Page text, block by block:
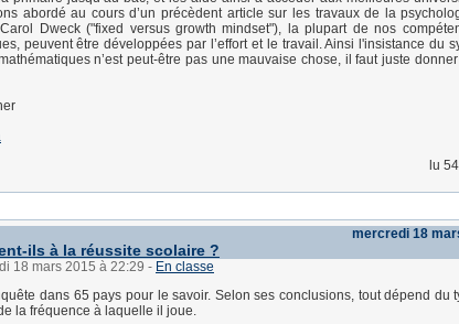
abordé au cours d’un précèdent article sur les travaux de la
Dweck ("fixed versus growth mindset"), la plupart de nos
peuvent être développées par l’effort et le travail. Ainsi l'insistance du
n’est peut-être pas une mauvaise chose, il faut juste
lu
mercredi 18
ils à la réussite scolaire ?
18 mars 2015 à 22:29 - En classe
dans 65 pays pour le savoir. Selon ses conclusions, tout dépend du
la fréquence à laquelle il joue.